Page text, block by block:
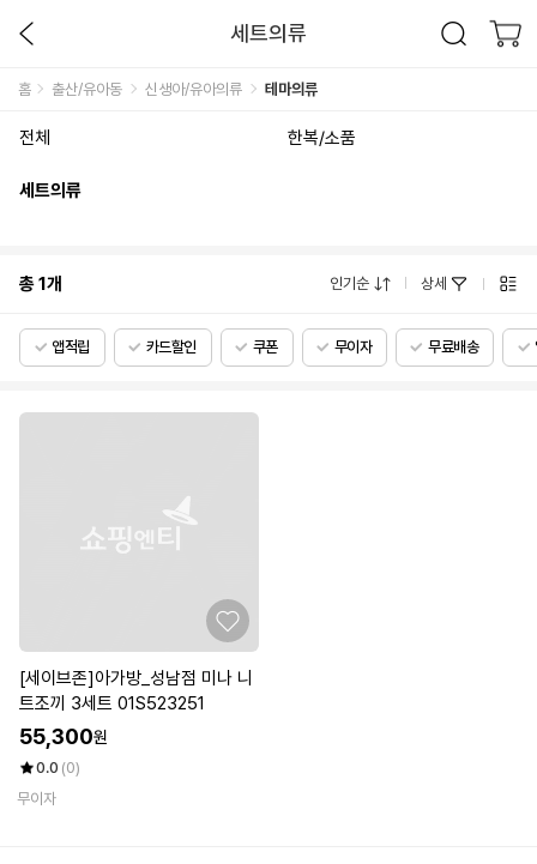
세트의류
홈 출산/유아동 신생아/유아의류 테마의류
전체 한복/소품
세트의류
총1개 인기순 상세
앱적립 카드할인 쿠폰 무이자 무료배송
[세이브존]아가방_성남점 미나 니
트조끼 3세트 01S523251
55,300원
0.0 (0)
무이자